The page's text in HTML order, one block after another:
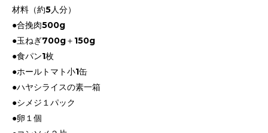
材料（約5人分）
●合挽肉500g
●玉ねぎ700g＋150g
●食パン1枚
●ホールトマト小1缶
●ハヤシライスの素一箱
●シメジ１パック
●卵１個